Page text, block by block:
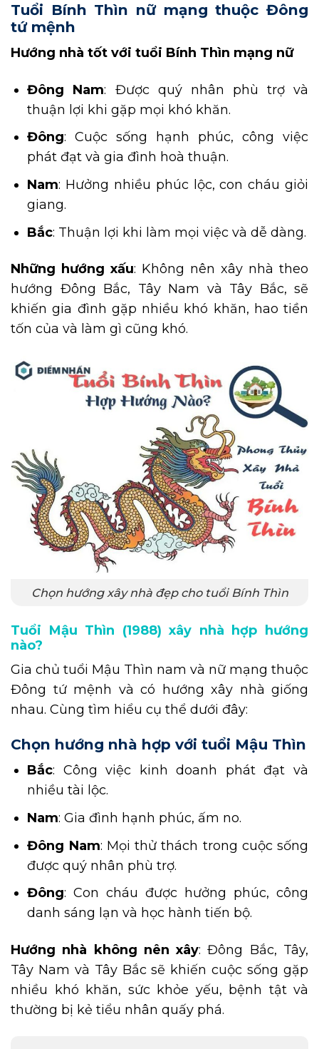
Tuổi Bính Thìn nữ mạng thuộc Đông
tứ mệnh
Hướng nhà tốt với tuổi Bính Thìn mạng nữ
Đông Nam: Được quý nhân phù trợ và
thuận lợi khi gặp mọi khó khăn.
Đông: Cuộc sống hạnh phúc, công việc
phát đạt và gia đình hoà thuận.
Nam: Hưởng nhiều phúc lộc, con cháu giỏi
giang.
Bắc: Thuận lợi khi làm mọi việc và dễ dàng.
Những hướng xấu: Không nên xây nhà theo
hướng Đông Bắc, Tây Nam và Tây Bắc, sẽ
khiến gia đình gặp nhiều khó khăn, hao tiền
tốn của và làm gì cũng khó.
Chọn hướng xây nhà đẹp cho tuổi Bính Thìn
Tuổi Mậu Thìn (1988) xây nhà hợp hướng
nào?
Gia chủ tuổi Mậu Thìn nam và nữ mạng thuộc
Đông tứ mệnh và có hướng xây nhà giống
nhau. Cùng tìm hiểu cụ thể dưới đây:
Chọn hướng nhà hợp với tuổi Mậu Thìn
Bắc: Công việc kinh doanh phát đạt và
nhiều tài lộc.
Nam: Gia đình hạnh phúc, ấm no.
Đông Nam: Mọi thử thách trong cuộc sống
được quý nhân phù trợ.
Đông: Con cháu được hưởng phúc, công
danh sáng lạn và học hành tiến bộ.
Hướng nhà không nên xây: Đông Bắc, Tây,
Tây Nam và Tây Bắc sẽ khiến cuộc sống gặp
nhiều khó khăn, sức khỏe yếu, bệnh tật và
thường bị kẻ tiểu nhân quấy phá.